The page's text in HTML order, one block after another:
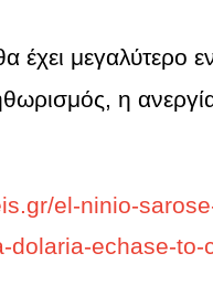
έχει μεγαλύτερο
η
el-ninio-
dolaria-echase-